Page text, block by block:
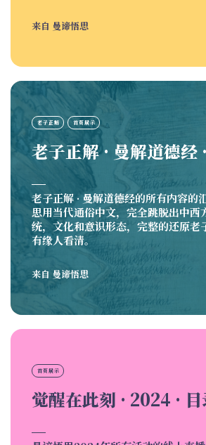
来自 曼谛悟思
老子正解 首页展示
老子正解 · 曼解道德经
老子正解 · 曼解道德经的所有内容的
思用当代通俗中文，完全跳脱出中西
统，文化和意识形态，完整的还原老
有缘人看清。
来自 曼谛悟思
首页展示
觉醒在此刻 · 2024 ·